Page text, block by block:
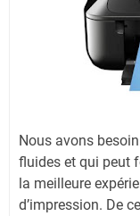
Nous avons
fluides et qui peut
la meilleure
d’impression. De